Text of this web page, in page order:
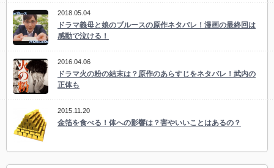
2018.05.04
ドラマ義母と娘のブルースの原作ネタバレ！漫画の最終回は
感動で泣ける！
2016.04.06
ドラマ火の粉の結末は？原作のあらすじをネタバレ！武内の
正体も
2015.11.20
金箔を食べる！体への影響は？害やいいことはあるの？